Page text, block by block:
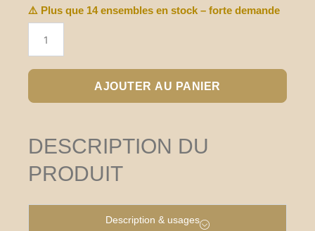
⚠️ Plus que 14ensembles en stock – forte demande
AJOUTER AU PANIER
DESCRIPTION DU
PRODUIT
Description & usages